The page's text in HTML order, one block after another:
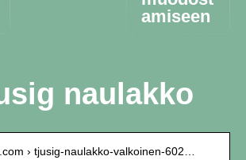
amiseen
naulakko
› tjusig-naulakko-valkoinen-602…